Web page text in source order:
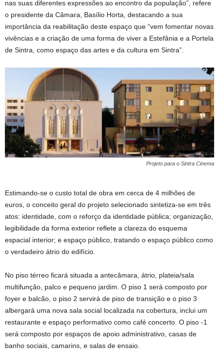
nas suas diferentes expressões ao encontro da população”, refere
o presidente da Câmara, Basílio Horta, destacando a sua
importância da reabilitação deste espaço que “vem fomentar novas
vivências e a criação de uma forma de viver a Estefânia e a Portela
de Sintra, como espaço das artes e da cultura em Sintra”.
Projeto para o Sintra Cinema
Estimando-se o custo total de obra em cerca de 4 milhões de
euros, o conceito geral do projeto selecionado sintetiza-se em três
atos: identidade, com o reforço da identidade pública; organização,
legibilidade da forma exterior reflete a clareza do esquema
espacial interior; e espaço público, tratando o espaço público como
o verdadeiro átrio do edifício.
No piso térreo ficará situada a antecâmara, átrio, plateia/sala
multifunção, palco e pequeno jardim. O piso 1 será composto por
foyer e balcão, o piso 2 servirá de piso de transição e o piso 3
albergará uma nova sala social localizada na cobertura, inclui um
restaurante e espaço performativo como café concerto. O piso -1
será composto por espaços de apoio administrativo, casas de
banho sociais, camarins, e salas de ensaio.